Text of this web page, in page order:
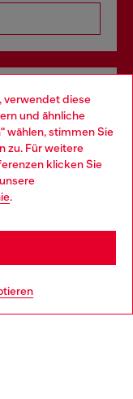
verwendet diese
und ähnliche
wählen, stimmen Sie
zu. Für weitere
klicken Sie
.
online und
but it seems you